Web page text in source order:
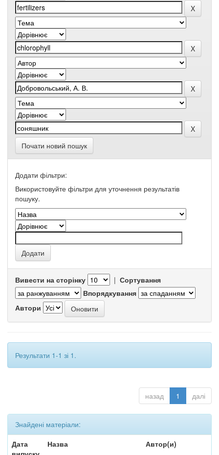
Почати новий пошук
Додати фільтри:
Використовуйте фільтри для уточнення результатів
пошуку.
Вивести на сторінку | Сортування
Впорядкування
Автори
Результати 1-1 зі 1.
назад 1 далі
Знайдені матеріали:
Дата
Назва Автор(и)